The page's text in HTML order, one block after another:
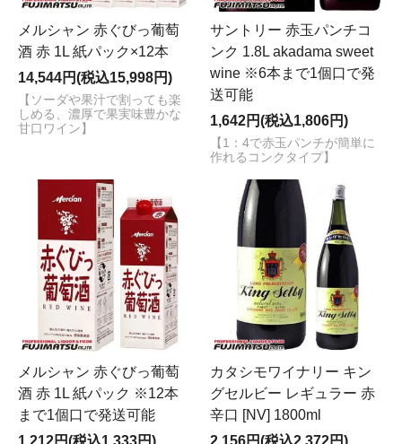
メルシャン 赤ぐびっ葡萄
酒 赤 1L 紙パック×12本
14,544円(税込15,998円)
【ソーダや果汁で割っても楽
しめる、濃厚で果実味豊かな
甘口ワイン】
サントリー 赤玉パンチコ
ンク 1.8L akadama sweet
wine ※6本まで1個口で発
送可能
1,642円(税込1,806円)
【1：4で赤玉パンチが簡単に
作れるコンクタイプ】
メルシャン 赤ぐびっ葡萄
酒 赤 1L 紙パック ※12本
まで1個口で発送可能
1,212円(税込1,333円)
カタシモワイナリー キン
グセルビー レギュラー 赤
辛口 [NV] 1800ml
2,156円(税込2,372円)